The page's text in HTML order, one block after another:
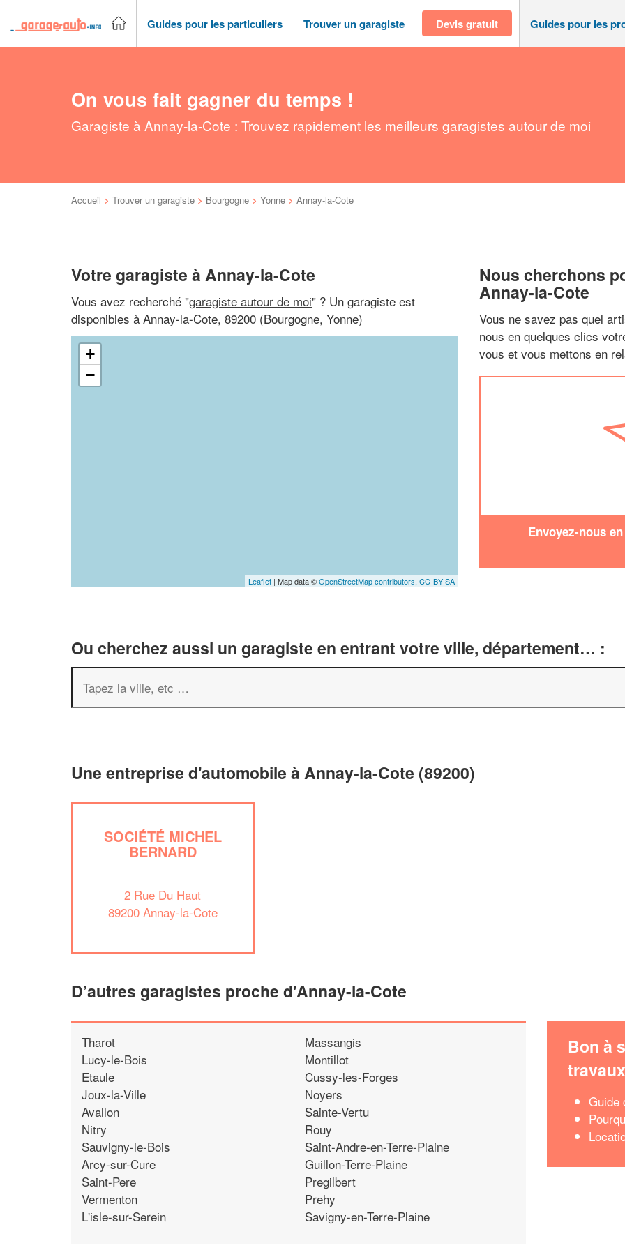
Guides pour les particuliers Trouver un garagiste Devis gratuit Guides pour les
On vous fait gagner du temps !
Garagiste à Annay-la-Cote : Trouvez rapidement les meilleurs garagistes autour de moi
Accueil > Trouver un garagiste > Bourgogne > Yonne > Annay-la-Cote
Votre garagiste à Annay-la-Cote
Vous avez recherché "garagiste autour de moi" ? Un garagiste est
disponibles à Annay-la-Cote, 89200 (Bourgogne, Yonne)
+
−
Leaflet | Map data ©OpenStreetMap contributors, CC-BY-SA
Nous cherchons
Annay-la-Cote
Vous ne savez pas quel
nous en quelques clics
vous et vous mettons en
Envoyez-nous
Ou cherchez aussi un garagiste en entrant votre ville, département… :
Une entreprise d'automobile à Annay-la-Cote (89200)
SOCIÉTÉ MICHEL
BERNARD
2 Rue Du Haut
89200 Annay-la-Cote
D’autres garagistes proche d'Annay-la-Cote
Tharot
Lucy-le-Bois
Etaule
Joux-la-Ville
Avallon
Nitry
Sauvigny-le-Bois
Arcy-sur-Cure
Saint-Pere
Vermenton
L'isle-sur-Serein
Massangis
Montillot
Cussy-les-Forges
Noyers
Sainte-Vertu
Rouy
Saint-Andre-en-Terre-Plaine
Guillon-Terre-Plaine
Pregilbert
Prehy
Savigny-en-Terre-Plaine
Bon à
travaux
Guide